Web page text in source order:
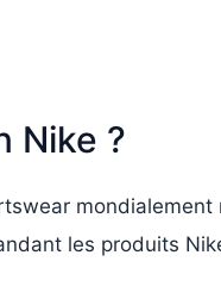
Nike ?
les produits